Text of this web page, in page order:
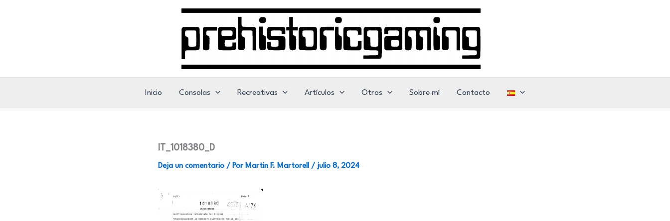
Inicio Consolas Recreativas Artículos Otros Sobre mí Contacto
IT_1018380_D
Deja un comentario / Por Martin F. Martorell / julio 8, 2024